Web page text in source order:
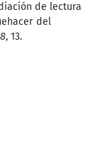
de lectura
del
, 13.